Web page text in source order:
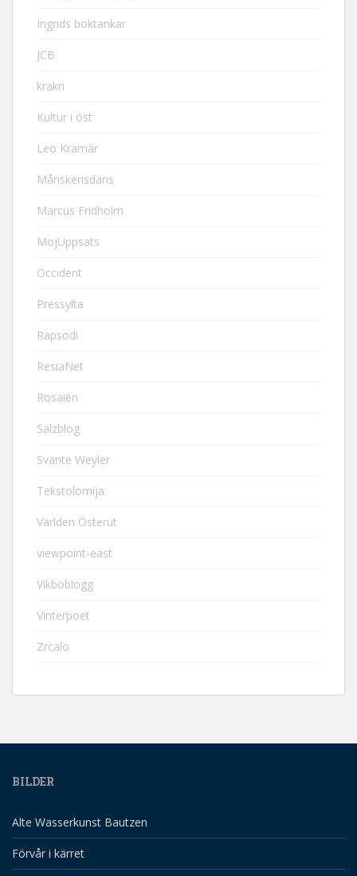
Ingrids boktankar
JCB
krakri
Kultur i öst
Leo Kramár
Månskensdans
Marcus Fridholm
MojUppsats
Occident
Pressylta
Rapsodi
ResiaNet
Rosaièn
Salzblog
Svante Weyler
Tekstolomija
Världen Österut
viewpoint-east
Vikboblogg
Vinterpoet
Zrcalo
BILDER
Alte Wasserkunst Bautzen
Förvår i kärret